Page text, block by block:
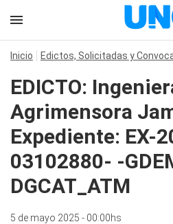
Inicio Edictos, Solicitadas y
EDICTO:
Agrimensora
Expediente: EX-
03102880- -
DGCAT_ATM
5 de mayo 2025 - 00:00hs